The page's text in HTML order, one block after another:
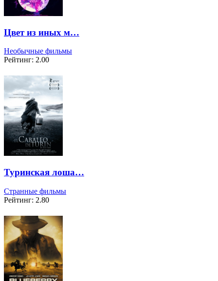
Цвет из иных м…
Необычные фильмы
Рейтинг: 2.00
Туринская лоша…
Странные фильмы
Рейтинг: 2.80